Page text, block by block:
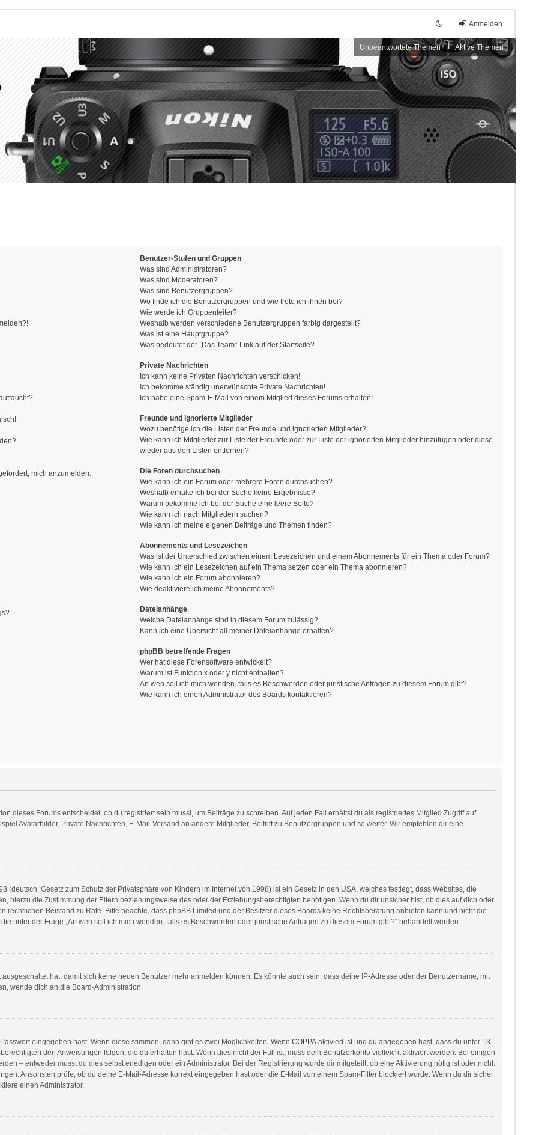
Anmelden
Unbeantwortete Themen Aktive Themen
mich anzumelden.
Benutzer-Stufen und Gruppen
Was sind Administratoren?
Was sind Moderatoren?
Was sind Benutzergruppen?
Wo finde ich die Benutzergruppen und wie trete ich ihnen bei?
Wie werde ich Gruppenleiter?
Weshalb werden verschiedene Benutzergruppen farbig dargestellt?
Was ist eine Hauptgruppe?
Was bedeutet der „Das Team“-Link auf der Startseite?
Private Nachrichten
Ich kann keine Privaten Nachrichten verschicken!
Ich bekomme ständig unerwünschte Private Nachrichten!
Ich habe eine Spam-E-Mail von einem Mitglied dieses Forums erhalten!
Freunde und ignorierte Mitglieder
Wozu benötige ich die Listen der Freunde und ignorierten Mitglieder?
Wie kann ich Mitglieder zur Liste der Freunde oder zur Liste der ignorierten Mitglieder hinzufügen oder diese
wieder aus den Listen entfernen?
Die Foren durchsuchen
Wie kann ich ein Forum oder mehrere Foren durchsuchen?
Weshalb erhalte ich bei der Suche keine Ergebnisse?
Warum bekomme ich bei der Suche eine leere Seite?
Wie kann ich nach Mitgliedern suchen?
Wie kann ich meine eigenen Beiträge und Themen finden?
Abonnements und Lesezeichen
Was ist der Unterschied zwischen einem Lesezeichen und einem Abonnements für ein Thema oder Forum?
Wie kann ich ein Lesezeichen auf ein Thema setzen oder ein Thema abonnieren?
Wie kann ich ein Forum abonnieren?
Wie deaktiviere ich meine Abonnements?
Dateianhänge
Welche Dateianhänge sind in diesem Forum zulässig?
Kann ich eine Übersicht all meiner Dateianhänge erhalten?
phpBB betreffende Fragen
Wer hat diese Forensoftware entwickelt?
Warum ist Funktion x oder y nicht enthalten?
An wen soll ich mich wenden, falls es Beschwerden oder juristische Anfragen zu diesem Forum gibt?
Wie kann ich einen Administrator des Boards kontaktieren?
dieses Forums entscheidet, ob du registriert sein musst, um Beiträge zu schreiben. Auf jeden Fall erhältst du als registriertes Mitglied Zugriff auf
Avatarbilder, Private Nachrichten, E-Mail-Versand an andere Mitglieder, Beitritt zu Benutzergruppen und so weiter. Wir empfehlen dir eine
(deutsch: Gesetz zum Schutz der Privatsphäre von Kindern im Internet von 1998) ist ein Gesetz in den USA, welches festlegt, dass Websites, die
hierzu die Zustimmung der Eltern beziehungsweise des oder der Erziehungsberechtigten benötigen. Wenn du dir unsicher bist, ob dies auf dich oder
rechtlichen Beistand zu Rate. Bitte beachte, dass phpBB Limited und der Besitzer dieses Boards keine Rechtsberatung anbieten kann und nicht die
unter der Frage „An wen soll ich mich wenden, falls es Beschwerden oder juristische Anfragen zu diesem Forum gibt?“ behandelt werden.
hat, damit sich keine neuen Benutzer mehr anmelden können. Es könnte auch sein, dass deine IP-Adresse oder der Benutzername, mit
wende dich an die Board-Administration.
eingegeben hast. Wenn diese stimmen, dann gibt es zwei Möglichkeiten. Wenn COPPAaktiviert ist und du angegeben hast, dass du unter 13
den Anweisungen folgen, die du erhalten hast. Wenn dies nicht der Fall ist, muss dein Benutzerkonto vielleicht aktiviert werden. Bei einigen
– entweder musst du dies selbst erledigen oder ein Administrator. Bei der Registrierung wurde dir mitgeteilt, ob eine Aktivierung nötig ist oder nicht.
Ansonsten prüfe, ob du deine E-Mail-Adresse korrekt eingegeben hast oder die E-Mail von einem Spam-Filter blockiert wurde. Wenn du dir sicher
einen Administrator.